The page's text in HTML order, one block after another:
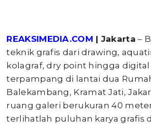
REAKSIMEDIA.COM | Jakarta –
teknik grafis dari drawing,
kolagraf, dry point hingga
terpampang di lantai dua
Balekambang, Kramat Jati,
ruang galeri berukuran 40
terlihatlah puluhan karya grafis